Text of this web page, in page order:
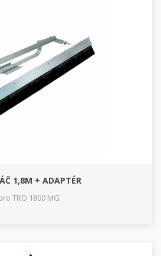
1,8M + ADAPTÉR
TRO 1800 MG